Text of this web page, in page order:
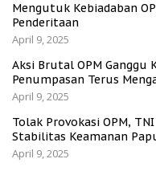
Mengutuk Kebiadaban
Penderitaan
April 9, 2025
Aksi Brutal OPM Ganggu
Penumpasan Terus
April 9, 2025
Tolak Provokasi OPM,
Stabilitas Keamanan
April 9, 2025